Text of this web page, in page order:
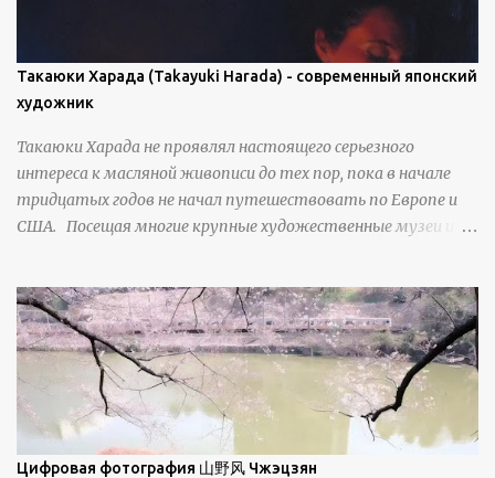
фирнизированного снега. Тем не менее, иногда значительное
количество кристаллов может располагаться в одной
плоскости, например, при образовании поверхностной
изморози. В данном случае усиливается зеркальное
от положения наблюдателя и высоты солнца. Зеркальные
свойства наиболее заметны при угле солнечного света 15° и
ниже; при более высокой солнечной позиции снег
демонстрирует матовое отражение. Эти
Такаюки Харада (Takayuki Harada) - современный японский
художник
Такаюки Харада не проявлял настоящего серьезного
интереса к масляной живописи до тех пор, пока в начале
тридцатых годов не начал путешествовать по Европе и
США. Посещая многие крупные художественные музеи и
Брайан Шервин прокомментировал картины художника,
заявив, что "Такаюки Харада сочетает в себе классическую
элегантность живописи с реалиями современной жизни. В
некотором смысле, персонажи его картин предлагают
зрителям незаконченный рассказ, который усиливается его
уникальной манерой использования освещения". Для
просмотра всех работ, посетите страницу –
Цифровая фотография 山野风 Чжэцзян